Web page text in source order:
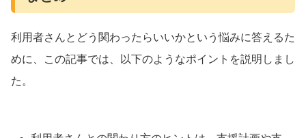
利用者さんとどう関わったらいいかという悩みに答えるた
めに、この記事では、以下のようなポイントを説明しまし
た。